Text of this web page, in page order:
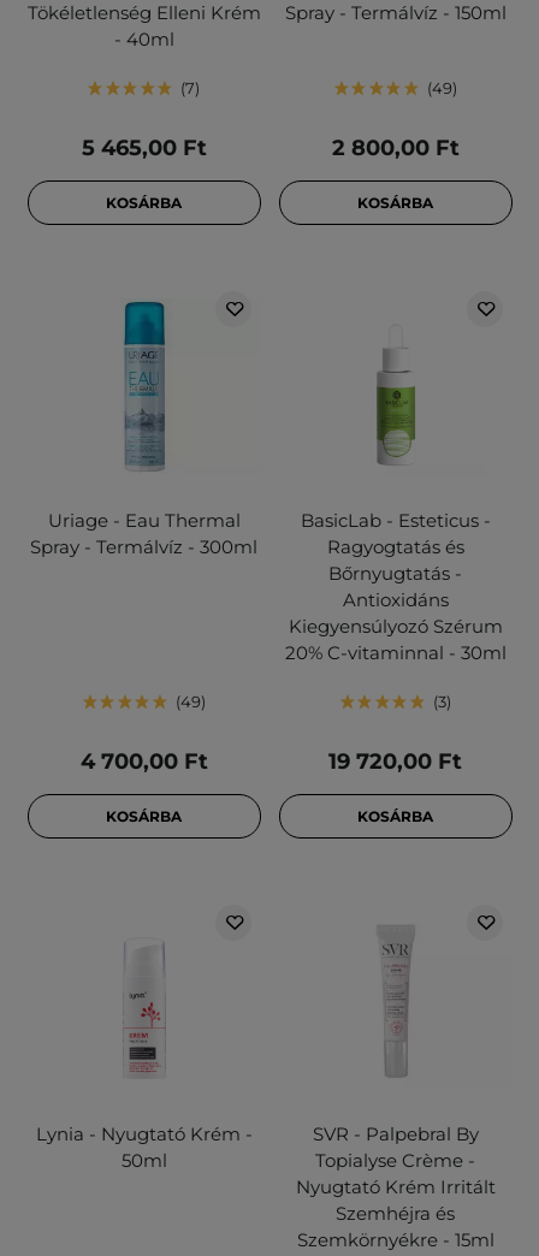
Tökéletlenség Elleni Krém
- 40ml
7
5 465,00 Ft
KOSÁRBA
Spray - Termálvíz - 150ml
49
2 800,00 Ft
KOSÁRBA
Uriage - Eau Thermal
Spray - Termálvíz - 300ml
49
4 700,00 Ft
KOSÁRBA
BasicLab - Esteticus -
Ragyogtatás és
Bőrnyugtatás -
Antioxidáns
Kiegyensúlyozó Szérum
20% C-vitaminnal - 30ml
3
19 720,00 Ft
KOSÁRBA
Lynia - Nyugtató Krém -
50ml
SVR - Palpebral By
Topialyse Crème -
Nyugtató Krém Irritált
Szemhéjra és
Szemkörnyékre - 15ml